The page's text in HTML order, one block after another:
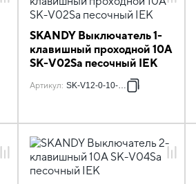
SKANDY Выключатель 1-
клавишный проходной 10А
SK-V02Sa песочный IEK
Артикул: SK-V12-0-10-K98